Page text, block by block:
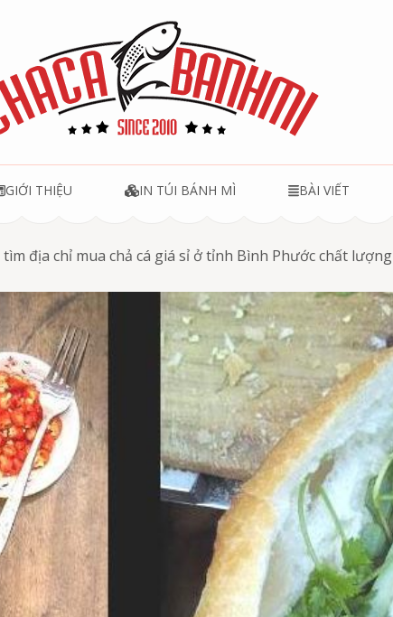
GIỚI THIỆU IN TÚI BÁNH MÌ BÀI VIẾT
tìm địa chỉ mua chả cá giá sỉ ở tỉnh Bình Phước chất lượng